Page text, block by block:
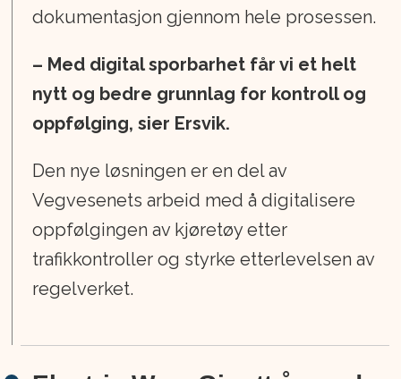
dokumentasjon gjennom hele prosessen.
– Med digital sporbarhet får vi et helt
nytt og bedre grunnlag for kontroll og
oppfølging, sier Ersvik.
Den nye løsningen er en del av
Vegvesenets arbeid med å digitalisere
oppfølgingen av kjøretøy etter
trafikkontroller og styrke etterlevelsen av
regelverket.